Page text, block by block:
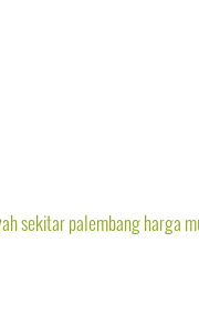
sekitar palembang harga